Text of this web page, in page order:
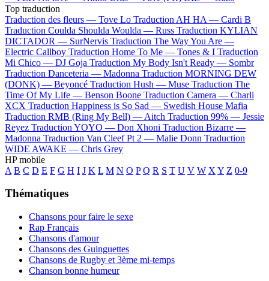
Top traduction
Traduction des fleurs — Tove Lo Traduction AH HA — Cardi B
Traduction Coulda Shoulda Woulda — Russ Traduction KYLIAN
DICTADOR — SurNervis Traduction The Way You Are —
Electric Callboy Traduction Home To Me — Tones & I Traduction
Mi Chico — DJ Goja Traduction My Body Isn't Ready — Sombr
Traduction Danceteria — Madonna Traduction MORNING DEW
(DONK) — Beyoncé Traduction Hush — Muse Traduction The
Time Of My Life — Benson Boone Traduction Camera — Charli
XCX Traduction Happiness is So Sad — Swedish House Mafia
Traduction RMB (Ring My Bell) — Aitch Traduction 99% — Jessie
Reyez Traduction YOYO — Don Xhoni Traduction Bizarre —
Madonna Traduction Van Cleef Pt 2 — Malie Donn Traduction
WIDE AWAKE — Chris Grey
HP mobile
A B C D E F G H I J K L M N O P Q R S T U V W X Y Z 0-9
Thématiques
Chansons pour faire le sexe
Rap Français
Chansons d'amour
Chansons des Guinguettes
Chansons de Rugby et 3ème mi-temps
Chanson bonne humeur